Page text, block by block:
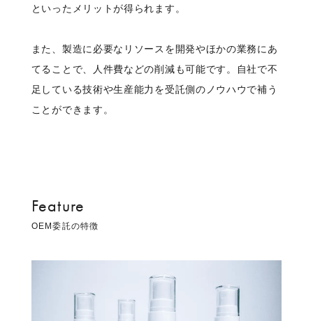
といったメリットが得られます。
また、製造に必要なリソースを開発やほかの業務にあ
てることで、人件費などの削減も可能です。自社で不
足している技術や生産能力を受託側のノウハウで補う
ことができます。
Feature
OEM委託の特徴